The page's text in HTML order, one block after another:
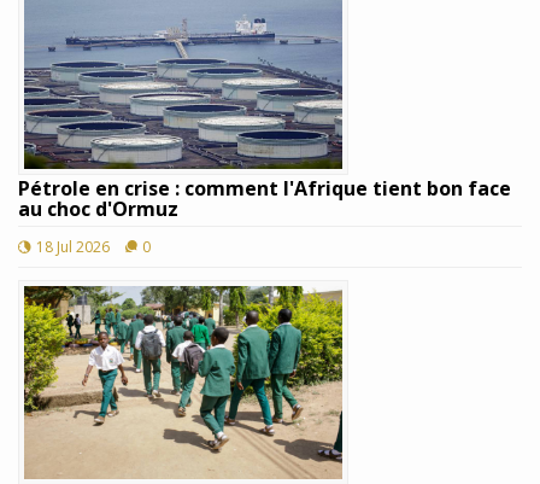
Pétrole en crise : comment l'Afrique tient bon face
au choc d'Ormuz
18 Jul 2026 0